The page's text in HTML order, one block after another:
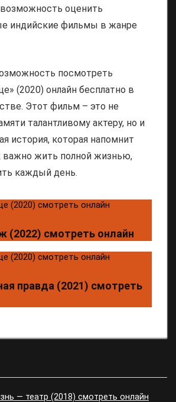
оценить
индийские фильмы в жанре
посмотреть
(2020) онлайн бесплатно в
Этот фильм – это не
талантливому актеру, но и
история, которая напомнит
важно жить полной жизнью,
каждый день.
(2022) смотреть онлайн
правда (2021) смотреть
— театр (2018) смотреть онлайн